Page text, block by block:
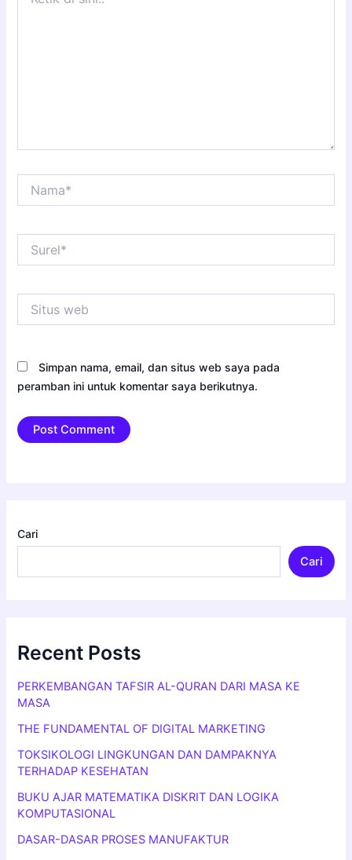
web
Simpan nama, email, dan situs web saya pada
peramban ini untuk komentar saya berikutnya.
Cari
Cari
Recent Posts
PERKEMBANGAN TAFSIR AL-QURAN DARI MASA KE
MASA
THE FUNDAMENTAL OF DIGITAL MARKETING
TOKSIKOLOGI LINGKUNGAN DAN DAMPAKNYA
TERHADAP KESEHATAN
BUKU AJAR MATEMATIKA DISKRIT DAN LOGIKA
KOMPUTASIONAL
DASAR-DASAR PROSES MANUFAKTUR